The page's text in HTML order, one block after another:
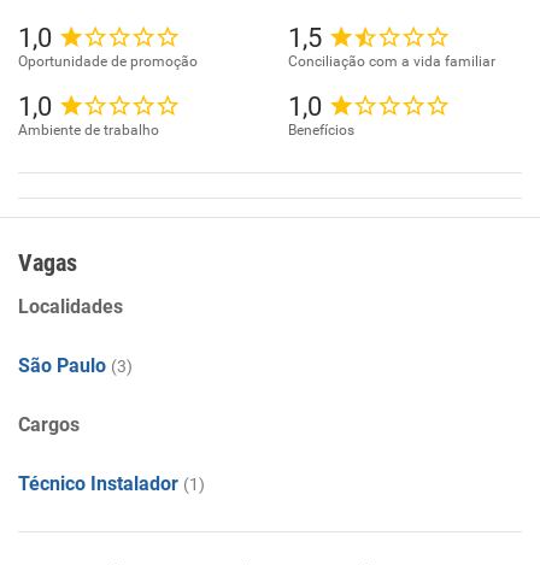
1,0
Oportunidade de promoção
1,5
Conciliação com a vida familiar
1,0
Ambiente de trabalho
1,0
Benefícios
Vagas
Localidades
São Paulo (3)
Cargos
Técnico Instalador (1)